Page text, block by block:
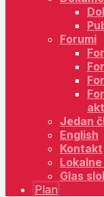
Forumi
Jedan
English
Kontakt
Glas
Plan